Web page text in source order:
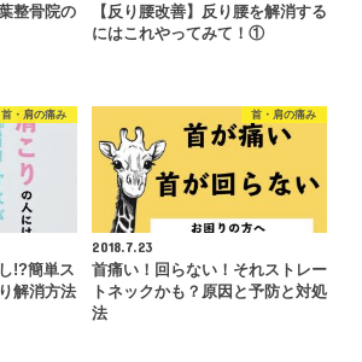
整骨院の
【反り腰改善】反り腰を解消する
にはこれやってみて！①
首・肩の痛み
!?簡単ス
解消方法
首・肩の痛み
2018.7.23
首痛い！回らない！それストレー
トネックかも？原因と予防と対処
法